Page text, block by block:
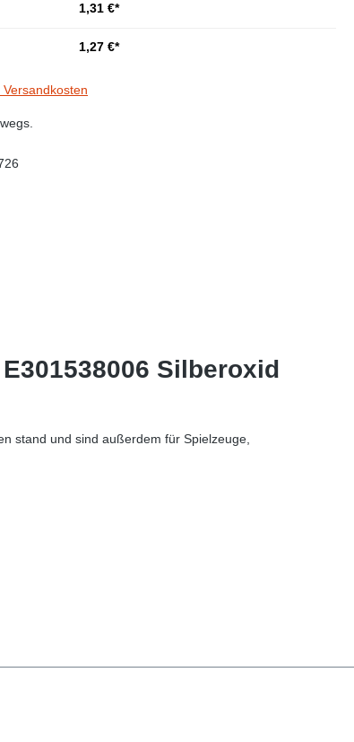
1,31 €*
1,27 €*
Silberoxid
stand und sind außerdem für Spielzeuge,